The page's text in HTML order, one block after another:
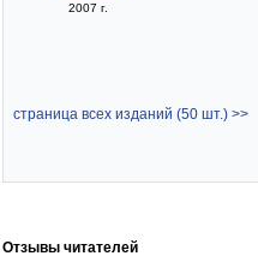
2007 г.
страница всех изданий (50 шт.) >>
Отзывы читателей